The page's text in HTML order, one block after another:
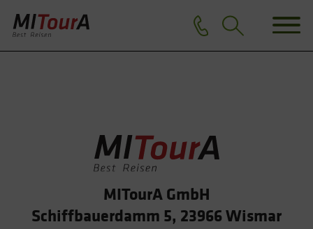
MITourA GmbH
Schiffbauerdamm 5, 23966 Wismar